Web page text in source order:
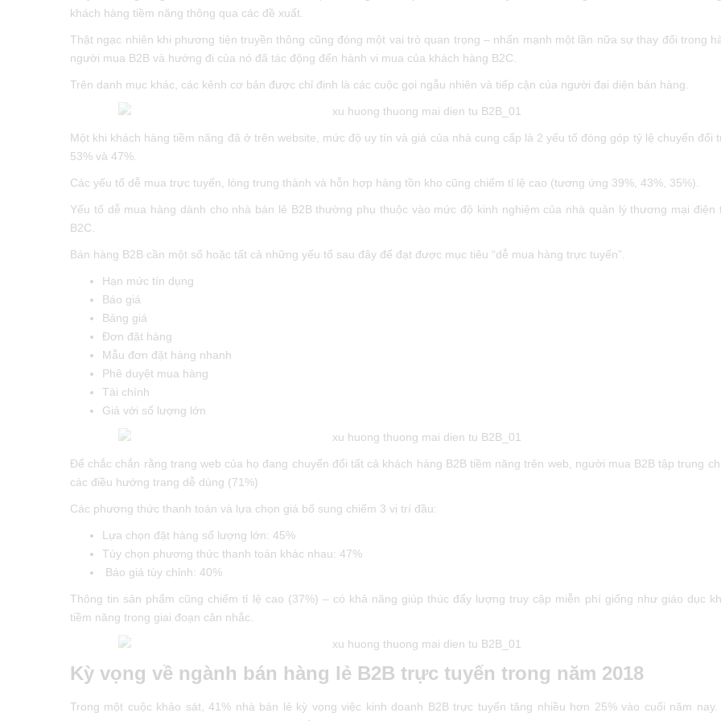
khách hàng tiềm năng thông qua các đề xuất.
Thật ngạc nhiên khi phương tiện truyền thông cũng đóng một vai trò quan trọng – nhấn mạnh một lần nữa sự thay đổi trong
người mua B2B và hướng đi của nó đã tác động đến hành vi mua của khách hàng B2C.
Trên danh mục khác, các kênh cơ bản được chỉ định là các cuộc gọi ngẫu nhiên và tiếp cận của người đại diện bán hàng.
Một khi khách hàng tiềm năng đã ở trên website, mức độ uy tín và giá của nhà cung cấp là 2 yếu tố đóng góp tỷ lệ chuyển đổi
53% và 47%.
Các yếu tố dễ mua trực tuyến, lòng trung thành và hỗn hợp hàng tồn kho cũng chiếm tỉ lệ cao (tương ứng 39%, 43%, 35%).
Yếu tố dễ mua hàng dành cho nhà bán lẻ B2B thường phụ thuộc vào mức độ kinh nghiệm của nhà quản lý thương mại điện
B2C.
Bán hàng B2B cần một số hoặc tất cả những yếu tố sau đây để đạt được mục tiêu “dễ mua hàng trực tuyến”.
Hạn mức tín dụng
Báo giá
Bảng giá
Đơn đặt hàng
Mẫu đơn đặt hàng nhanh
Phê duyệt mua hàng
Tài chính
Giá với số lượng lớn
Để chắc chắn rằng trang web của họ đang chuyển đổi tất cả khách hàng B2B tiềm năng trên web, người mua B2B tập trung
các điều hướng trang dễ dùng (71%)
Các phương thức thanh toán và lựa chọn giá bổ sung chiếm 3 vị trí đầu:
Lựa chọn đặt hàng số lượng lớn: 45%
Tùy chọn phương thức thanh toán khác nhau: 47%
Báo giá tùy chỉnh: 40%
Thông tin sản phẩm cũng chiếm tỉ lệ cao (37%) – có khả năng giúp thúc đẩy lượng truy cập miễn phí giống như giáo dục
tiềm năng trong giai đoạn cân nhắc.
Kỳ vọng về ngành bán hàng lẻ B2B trực tuyến trong năm 2018
Trong một cuộc khảo sát, 41% nhà bán lẻ kỳ vọng việc kinh doanh B2B trực tuyến tăng nhiều hơn 25% vào cuối năm